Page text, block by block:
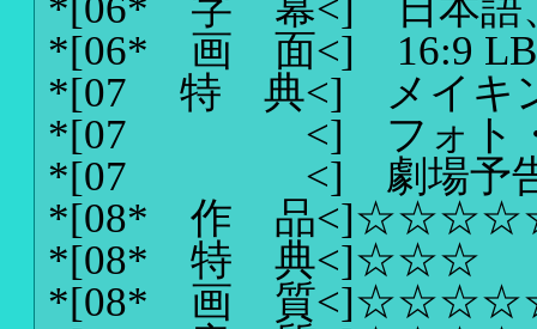
*[06* 画 面<] 16:9
*[07 特 典<]
メイキ
*[07 <] フォト
*[07 <] 劇場予
*[08* 作 品<]
*[08* 特 典<]☆☆☆
*[08* 画 質<]